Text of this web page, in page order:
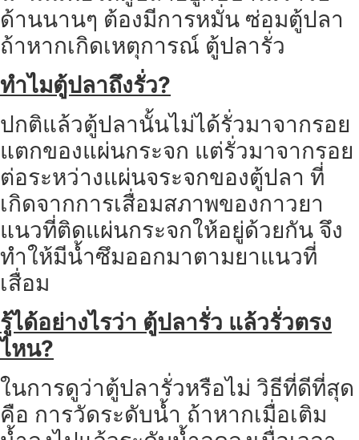
ด้านนานๆ ต้องมีการหมั่น ซ่อมตู้ปลา
ถ้าหากเกิดเหตุการณ์ ตู้ปลารั่ว
ทำไมตู้ปลาถึงรั่ว?
ปกติแล้วตู้ปลานั้นไม่ได้รั่วมาจากรอย
แตกของแผ่นกระจก แต่รั่วมาจากรอย
ต่อระหว่างแผ่นจระจกของตู้ปลา ที่
เกิดจากการเสื่อมสภาพของกาวยา
แนวที่ติดแผ่นกระจกให้อยู่ด้วยกัน จึง
ทำให้มีน้ำซึมออกมาตามยาแนวที่
เสื่อม
รู้ได้อย่างไรว่า ตู้ปลารั่ว แล้วรั่วตรง
ไหน?
ในการดูว่าตู้ปลารั่วหรือไม่ วิธีที่ดีที่สุด
คือ การวัดระดับน้ำ ถ้าหากเมื่อเติม